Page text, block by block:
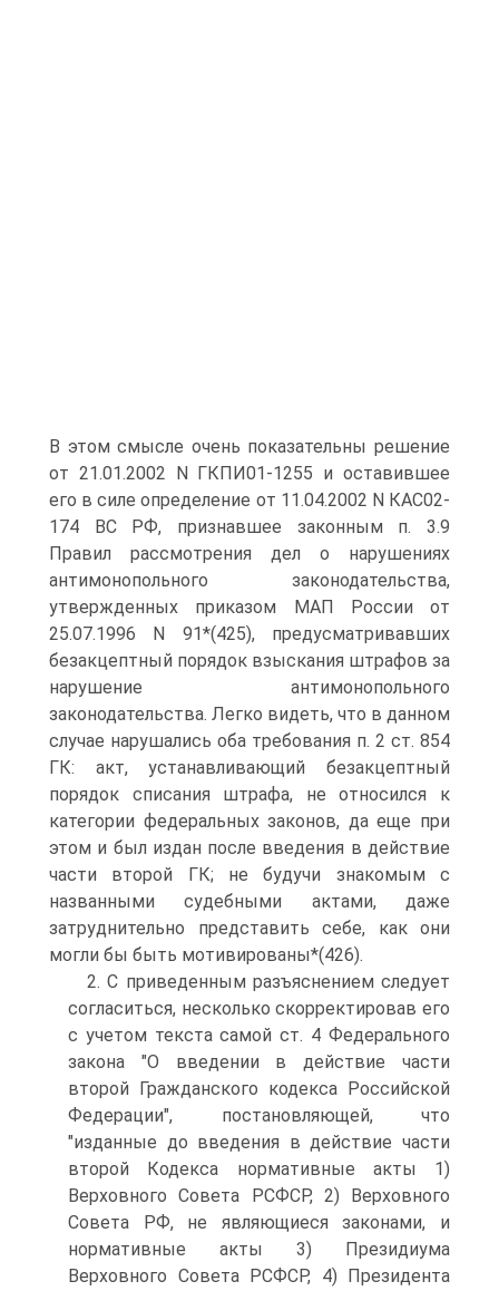
В этом смысле очень показательны решение
от 21.01.2002 N ГКПИ01-1255 и оставившее
его в силе определение от 11.04.2002 N КАС02-
174 ВС РФ, признавшее законным п. 3.9
Правил рассмотрения дел о нарушениях
антимонопольного законодательства,
утвержденных приказом МАП России от
25.07.1996 N 91*(425), предусматривавших
безакцептный порядок взыскания штрафов за
нарушение антимонопольного
законодательства. Легко видеть, что в данном
случае нарушались оба требования п. 2 ст. 854
ГК: акт, устанавливающий безакцептный
порядок списания штрафа, не относился к
категории федеральных законов, да еще при
этом и был издан после введения в действие
части второй ГК; не будучи знакомым с
названными судебными актами, даже
затруднительно представить себе, как они
могли бы быть мотивированы*(426).
2. С приведенным разъяснением следует
согласиться, несколько скорректировав его
с учетом текста самой ст. 4 Федерального
закона "О введении в действие части
второй Гражданского кодекса Российской
Федерации", постановляющей, что
"изданные до введения в действие части
второй Кодекса нормативные акты 1)
Верховного Совета РСФСР, 2) Верховного
Совета РФ, не являющиеся законами, и
нормативные акты 3) Президиума
Верховного Совета РСФСР, 4) Президента